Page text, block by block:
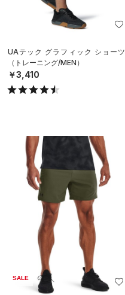
UAテック グラフィック ショーツ
（トレーニング/MEN）
￥3,410
SALE